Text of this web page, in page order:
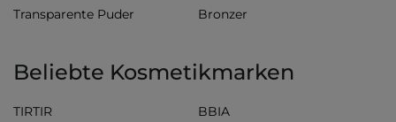
Transparente Puder
Bronzer
Beliebte Kosmetikmarken
TIRTIR
BBIA